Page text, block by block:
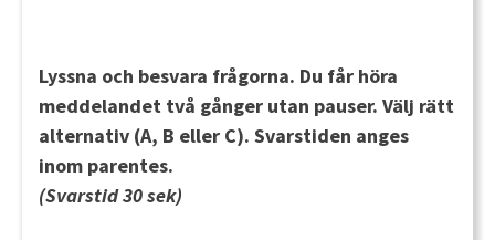
Lyssna och besvara frågorna. Du får höra
meddelandet två gånger utan pauser. Välj rätt
alternativ (A, B eller C). Svarstiden anges
inom parentes.
(Svarstid 30 sek)